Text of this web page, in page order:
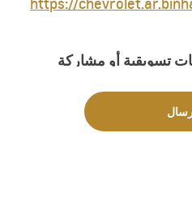
تسويقية أو مشاركة